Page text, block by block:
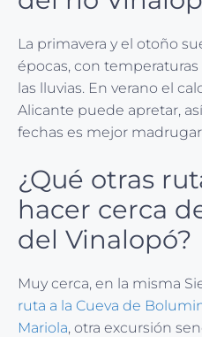
La primavera y el otoño
épocas, con temperaturas
las lluvias. En verano el
Alicante puede apretar,
fechas es mejor
¿Qué otras
hacer cerca
del Vinalopó?
Muy cerca, en la misma
ruta a la Cueva de
Mariola, otra excursión